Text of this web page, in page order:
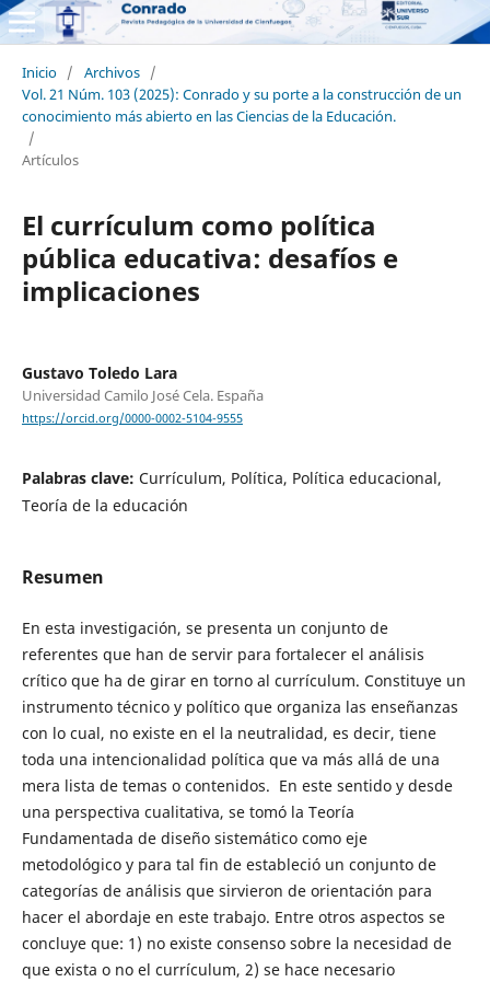
Inicio / Archivos /
Vol. 21 Núm. 103 (2025): Conrado y su porte a la construcción de un
conocimiento más abierto en las Ciencias de la Educación.
/
Artículos
El currículum como política
pública educativa: desafíos e
implicaciones
Gustavo Toledo Lara
Universidad Camilo José Cela. España
https://orcid.org/0000-0002-5104-9555
Palabras clave: Currículum, Política, Política educacional,
Teoría de la educación
Resumen
En esta investigación, se presenta un conjunto de
referentes que han de servir para fortalecer el análisis
crítico que ha de girar en torno al currículum. Constituye un
instrumento técnico y político que organiza las enseñanzas
con lo cual, no existe en el la neutralidad, es decir, tiene
toda una intencionalidad política que va más allá de una
mera lista de temas o contenidos. En este sentido y desde
una perspectiva cualitativa, se tomó la Teoría
Fundamentada de diseño sistemático como eje
metodológico y para tal fin de estableció un conjunto de
categorías de análisis que sirvieron de orientación para
hacer el abordaje en este trabajo. Entre otros aspectos se
concluye que: 1) no existe consenso sobre la necesidad de
que exista o no el currículum, 2) se hace necesario